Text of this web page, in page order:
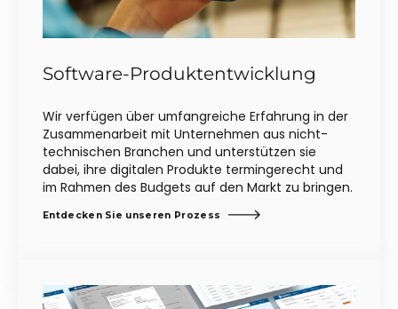
Software-Produktentwicklung
Wir verfügen über umfangreiche Erfahrung in der
Zusammenarbeit mit Unternehmen aus nicht-
technischen Branchen und unterstützen sie
dabei, ihre digitalen Produkte termingerecht und
im Rahmen des Budgets auf den Markt zu bringen.
Entdecken Sie unseren Prozess